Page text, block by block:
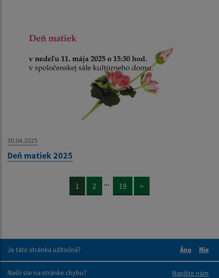
30.04.2025
Deň matiek 2025
1 2 ... 19 >
Je táto stránka užitočná?
Áno
Nie
Našli ste na stránke chybu?
Napíšte nám